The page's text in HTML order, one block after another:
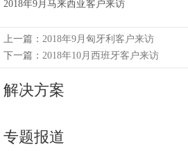
公
司
ICP
17019958
号
2018年9月马来西亚客户来访
上一篇： 2018年9月匈牙利客户来访
下一篇： 2018年10月西班牙客户来访
解决方案
专题报道